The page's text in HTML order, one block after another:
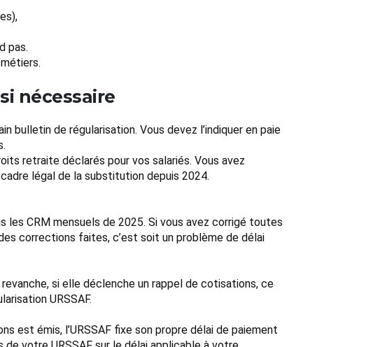
pas.
nécessaire
de régularisation. Vous devez l’indiquer en paie
retraite déclarés pour vos salariés. Vous avez
légal de la substitution depuis 2024.
les CRM mensuels de 2025. Si vous avez corrigé toutes
corrections faites, c’est soit un problème de délai
si elle déclenche un rappel de cotisations, ce
URSSAF.
est émis, l’URSSAF fixe son propre délai de paiement